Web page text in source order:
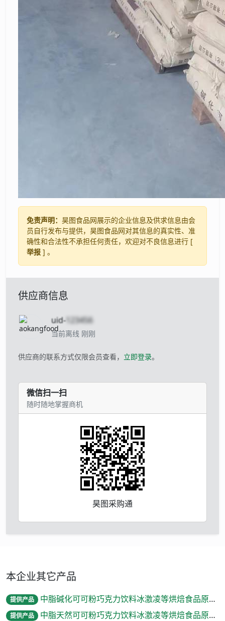
免责声明： 昊图食品网展示的企业信息及供求信息由会
员自行发布与提供，昊图食品网对其信息的真实性、准
确性和合法性不承担任何责任，欢迎对不良信息进行 [
举报 ] 。
供应商信息
uid- 123456
当前离线 刚刚
供应商的联系方式仅限会员查看， 立即登录。
微信扫一扫
随时随地掌握商机
昊图采购通
本企业其它产品
提供产品 中脂碱化可可粉巧克力饮料冰激凌等烘焙食品原料25公斤
提供产品 中脂天然可可粉巧克力饮料冰激凌等烘焙食品原料25公斤